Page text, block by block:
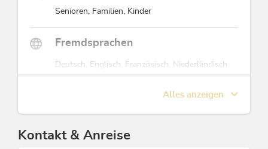
Senioren, Familien, Kinder
Fremdsprachen
Deutsch, Englisch, Französisch, Niederländisch
Lebensmittel & Getränke
Weiterverarbeitung oder Spende
Alles anzeigen
Kontakt & Anreise